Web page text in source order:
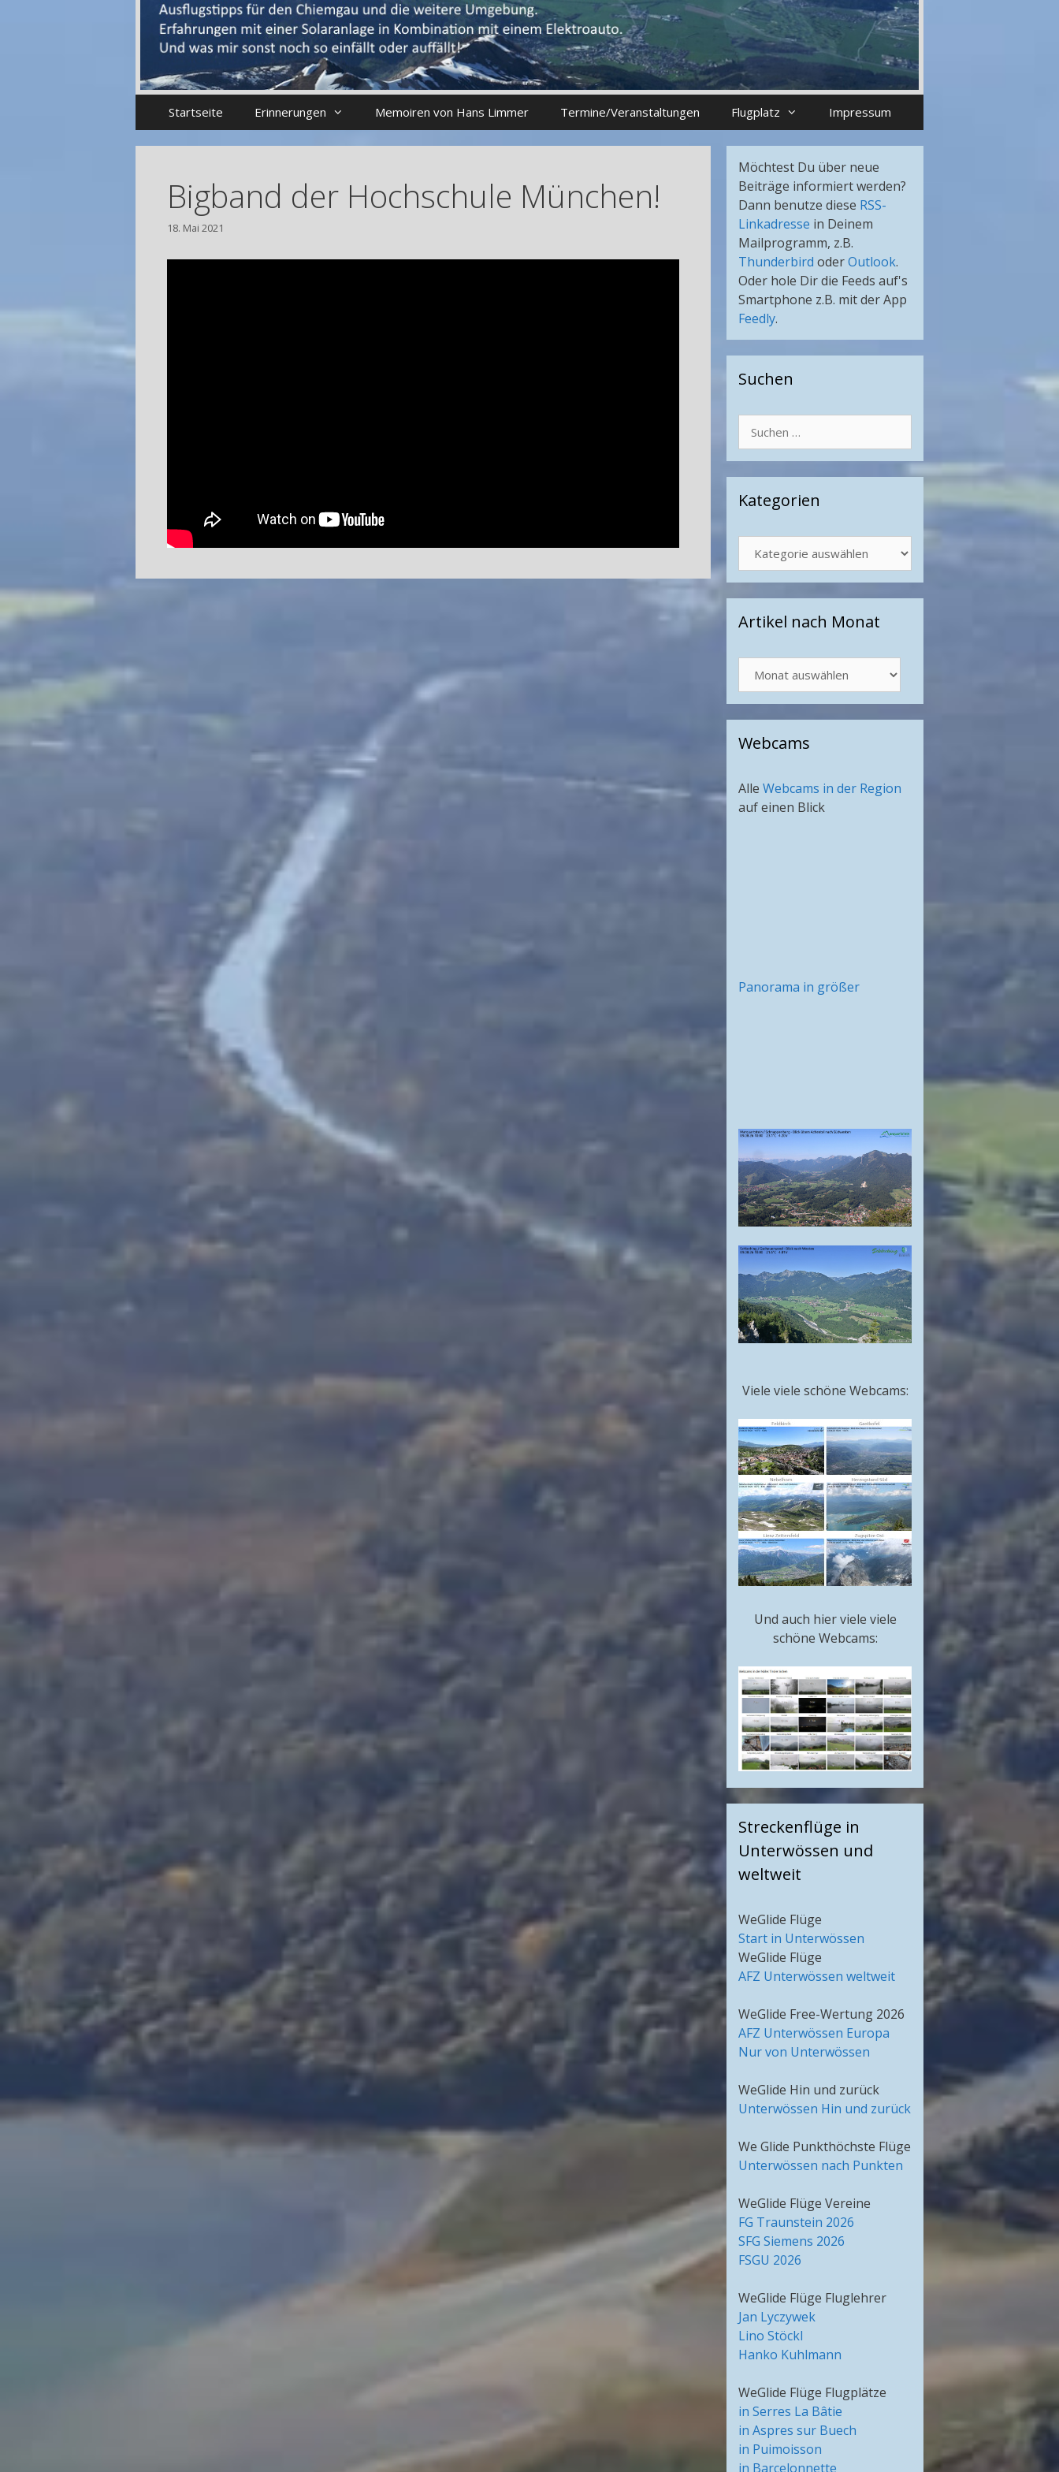
Startseite Erinnerungen Memoiren von Hans Limmer Termine/Veranstaltungen Flugplatz Impressum
Bigband der Hochschule München!
18. Mai 2021
Möchtest Du über neue
Beiträge informiert werden?
Dann benutze diese RSS-
Linkadresse in Deinem
Mailprogramm, z.B.
Thunderbird oderOutlook.
Oder hole Dir die Feeds auf's
Smartphone z.B. mit der App
Feedly.
Suchen
nach:
Kategorien
Artikel nach Monat
nach
Monat
Webcams
Alle Webcams in der Region
auf einen Blick
Panorama in größer
Viele viele schöne Webcams:
Und auch hier viele viele
schöne Webcams:
Streckenflüge in
Unterwössen und
weltweit
WeGlide Flüge
Start in Unterwössen
WeGlide Flüge
AFZ Unterwössen weltweit
WeGlide Free-Wertung 2026
AFZ Unterwössen Europa
Nur von Unterwössen
WeGlide Hin und zurück
Unterwössen Hin und zurück
We Glide Punkthöchste Flüge
Unterwössen nach Punkten
WeGlide Flüge Vereine
FG Traunstein 2026
SFG Siemens 2026
FSGU 2026
WeGlide Flüge Fluglehrer
Jan Lyczywek
Lino Stöckl
Hanko Kuhlmann
WeGlide Flüge Flugplätze
in Serres La Bâtie
in Aspres sur Buech
in Puimoisson
in Barcelonnette